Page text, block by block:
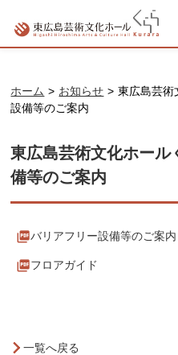
ホーム お知らせ
東広島芸
設備等のご案内
東広島芸術文化ホー
備等のご案内
バリアフリー設備等のご案内
フロアガイド
一覧へ戻る